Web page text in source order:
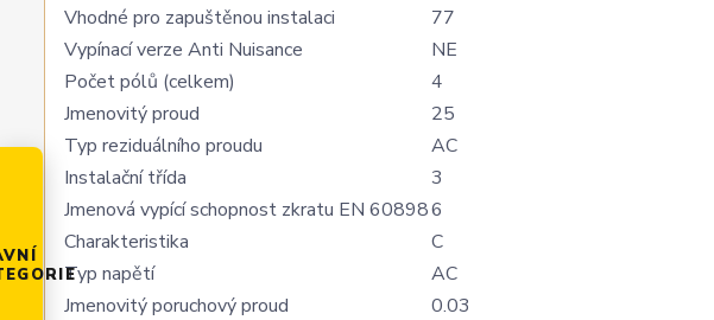
Vhodné pro zapuštěnou instalaci
77
Vypínací verze Anti Nuisance
NE
Počet pólů (celkem)
4
Jmenovitý proud
25
Typ reziduálního proudu
AC
Instalační třída
3
Jmenová vypící schopnost zkratu EN 608986
Charakteristika
C
Typ napětí
AC
Jmenovitý poruchový proud
0.03